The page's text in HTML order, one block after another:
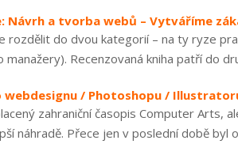
Návrh a tvorba webů – Vytváříme
rozdělit do dvou kategorií – na ty ryze
Recenzovaná kniha patří do
webdesignu / Photoshopu /
zahraniční časopis Computer Arts,
náhradě. Přece jen v poslední době byl